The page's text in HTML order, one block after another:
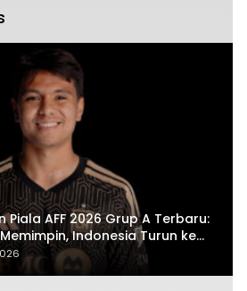
Piala AFF 2026 Grup A Terbaru:
Indonesia Turun ke